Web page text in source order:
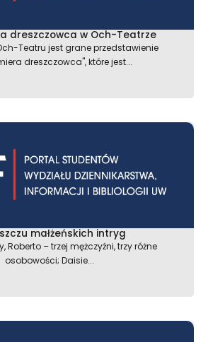
dreszczowca w Och-Teatrze
Teatru jest grane przedstawienie
dreszczowca", które jest...
małżeńskich intryg
Roberto – trzej mężczyźni, trzy różne
osobowości; Daisie...